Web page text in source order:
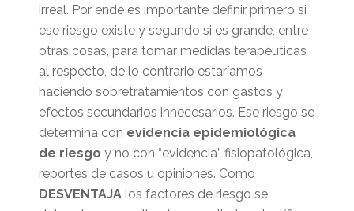
irreal. Por ende es importante definir primero si
ese riesgo existe y segundo si es grande, entre
otras cosas, para tomar medidas terapéuticas
al respecto, de lo contrario estaríamos
haciendo sobretratamientos con gastos y
efectos secundarios innecesarios. Ese riesgo se
determina con evidencia epidemiológica
de riesgo y no con “evidencia” fisiopatológica,
reportes de casos u opiniones. Como
DESVENTAJAlos factores de riesgo se